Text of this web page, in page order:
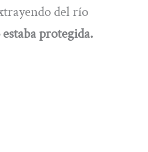
del río
estaba protegida.